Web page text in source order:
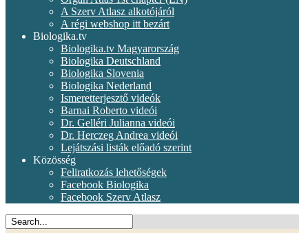
A Szerv Atlasz alkotójáról
A régi webshop itt bezárt
Biologika.tv
Biologika.tv Magyarország
Biologika Deutschland
Biologika Slovenia
Biologika Nederland
Ismeretterjesztő videók
Barnai Roberto videói
Dr. Gelléri Julianna videói
Dr. Herczeg Andrea videói
Lejátszási listák előadó szerint
Közösség
Feliratkozás lehetőségek
Facebook Biologika
Facebook Szerv Atlasz